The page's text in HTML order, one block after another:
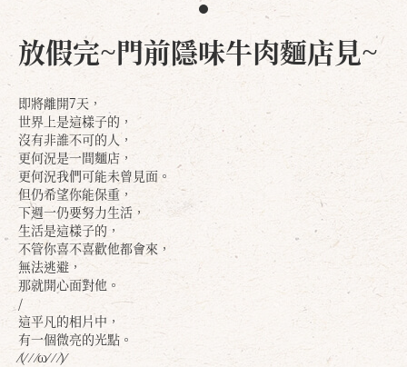
放假完~門前隱味牛肉麵店見~
即將離開7天，
世界上是這樣子的，
沒有非誰不可的人，
更何況是一間麵店，
更何況我們可能未曾見面。
但仍希望你能保重，
下週一仍要努力生活，
生活是這樣子的，
不管你喜不喜歡他都會來，
無法逃避，
那就開心面對他。
/
這平凡的相片中，
有一個微亮的光點。
⁄(⁄ ⁄ ⁄ω⁄ ⁄ ⁄)⁄